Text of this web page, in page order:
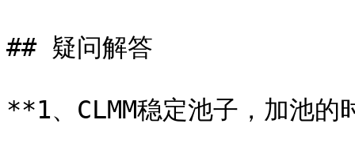
## 疑问解答
**1、CLMM稳定池子，加池